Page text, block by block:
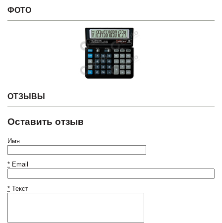
ФОТО
ОТЗЫВЫ
Оставить отзыв
Имя
* Email
* Текст